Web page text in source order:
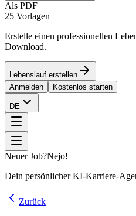
Als PDF
25 Vorlagen
Erstelle einen professionellen
Download.
Lebenslauf erstellen
Anmelden
Kostenlos starten
DE
Neuer Job?Nejo!
Dein persönlicher KI-Karriere-
Zurück